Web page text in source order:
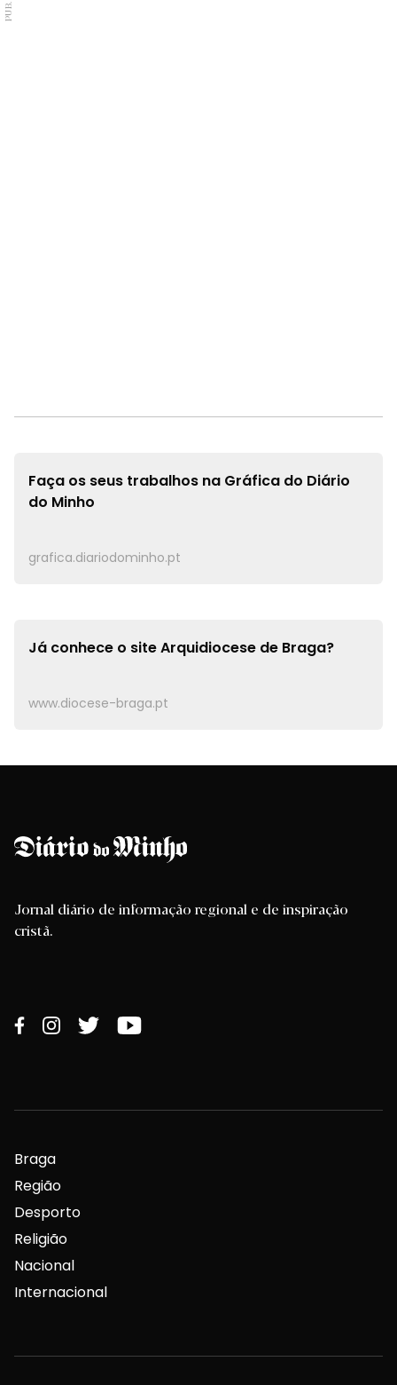
PUB.
Faça os seus trabalhos na Gráfica do Diário
do Minho
grafica.diariodominho.pt
Já conhece o siteArquidiocese de Braga?
www.diocese-braga.pt
Jornal diário de informação regional e de inspiração
cristã.
Braga
Região
Desporto
Religião
Nacional
Internacional